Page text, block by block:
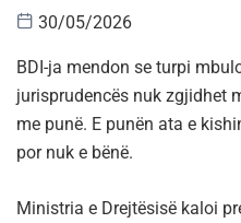
30/05/2026
BDI-ja mendon se turpi
jurisprudencës nuk zgjidhet
me punë. E punën ata e
por nuk e bënë.
Ministria e Drejtësisë kaloi